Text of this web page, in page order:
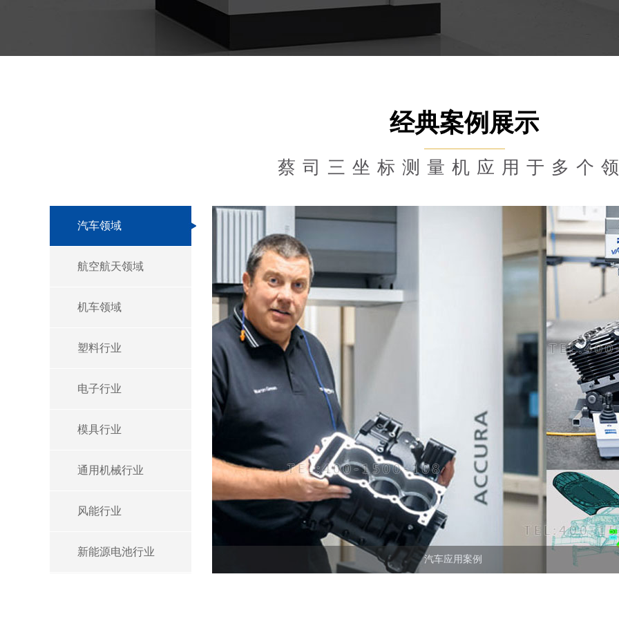
经典案例展示
蔡司三坐标测量机应用于多个
汽车领域
航空航天领域
机车领域
塑料行业
电子行业
模具行业
通用机械行业
风能行业
新能源电池行业
汽车应用案例